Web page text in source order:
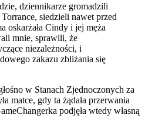
dziennikarze gromadzili
siedzieli nawet przed
oskarżała Cindy i jej męża
mnie, sprawili, że
niezależności, i
zakazu zbliżania się
w Stanach Zjednoczonych za
matce, gdy ta żądała przerwania
podjęła wtedy własną